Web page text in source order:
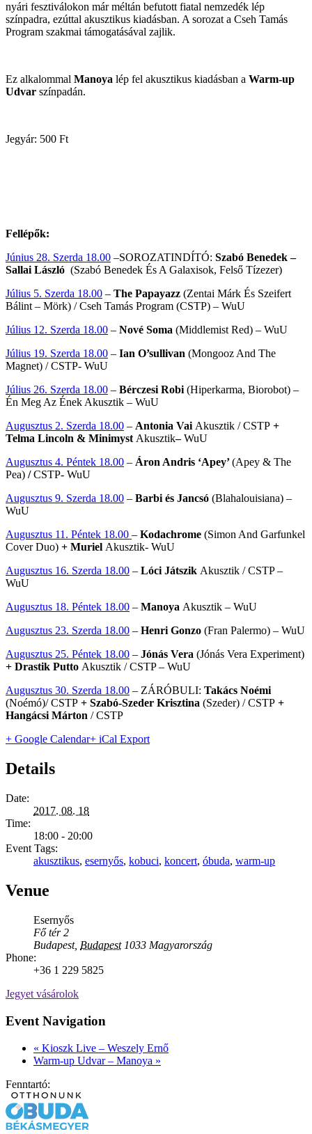
nyári fesztiválokon már méltán befutott fiatal nemzedék lép
színpadra, ezúttal akusztikus kiadásban. A sorozat a Cseh Tamás
Program szakmai támogatásával zajlik.
Ez alkalommal Manoya lép fel akusztikus kiadásban a Warm-up
Udvar színpadán.
Jegyár: 500 Ft
Fellépők:
Június 28. Szerda 18.00 –SOROZATINDÍTÓ: Szabó Benedek –
Sallai László (Szabó Benedek És A Galaxisok, Felső Tízezer)
Július 5. Szerda 18.00 – The Papayazz (Zentai Márk És Szeifert
Bálint – Mörk) / Cseh Tamás Program (CSTP) – WuU
Július 12. Szerda 18.00 – Nové Soma (Middlemist Red) – WuU
Július 19. Szerda 18.00 – Ian O’sullivan (Mongooz And The
Magnet) / CSTP- WuU
Július 26. Szerda 18.00 – Bérczesi Robi(Hiperkarma, Biorobot) –
Én Meg Az Ének Akusztik – WuU
Augusztus 2. Szerda 18.00 – Antonia VaiAkusztik / CSTP +
Telma Lincoln & MinimystAkusztik–WuU
Augusztus 4. Péntek 18.00 – Áron Andris ‘Apey’(Apey & The
Pea) /CSTP- WuU
Augusztus 9. Szerda 18.00 – Barbi és Jancsó (Blahalouisiana) –
WuU
Augusztus 11. Péntek 18.00 – Kodachrome (Simon And Garfunkel
Cover Duo) + Muriel Akusztik- WuU
Augusztus 16. Szerda 18.00 – Lóci Játszik Akusztik / CSTP –
WuU
Augusztus 18. Péntek 18.00 – Manoya Akusztik – WuU
Augusztus 23. Szerda 18.00 – Henri Gonzo (Fran Palermo) – WuU
Augusztus 25. Péntek 18.00 – Jónás Vera (Jónás Vera Experiment)
+ Drastik Putto Akusztik / CSTP – WuU
Augusztus 30. Szerda 18.00 – ZÁRÓBULI: Takács Noémi
(Noémó)/ CSTP + Szabó-Szeder Krisztina (Szeder) / CSTP +
Hangácsi Márton / CSTP
+ Google Calendar+ iCal Export
Details
Date:
2017. 08. 18
Time:
18:00 - 20:00
Event Tags:
akusztikus, esernyős, kobuci, koncert, óbuda, warm-up
Venue
Esernyős
Fő tér 2
Budapest, Budapest 1033 Magyarország
Phone:
+36 1 229 5825
Jegyet vásárolok
Event Navigation
« Kioszk Live – Weszely Ernő
Warm-up Udvar – Manoya »
Fenntartó: